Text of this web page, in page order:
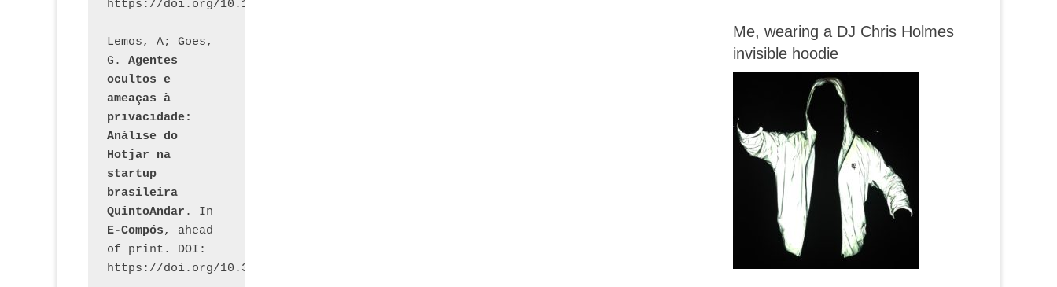
Me, wearing a DJ Chris Holmes
invisible hoodie
https://doi.org/10.12957/arcosdesign.2026.95390
Lemos, A; Goes,
G. Agentes
ocultos e
ameaças à
privacidade:
Análise do
Hotjar na
startup
brasileira
QuintoAndar
E-Compós, ahead
of print. DOI:
https://doi.org/10.30962/ecomps.3231